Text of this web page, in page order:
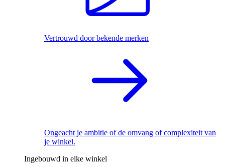
Vertrouwd door bekende merken
Ongeacht je ambitie of de omvang of complexiteit van
je winkel.
Ingebouwd in elke winkel